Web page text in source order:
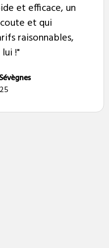
et efficace, un
et qui
raisonnables,
!"